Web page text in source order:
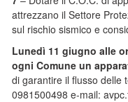
attrezzano il Settore
sul rischio sismico e
Lunedì 11 giugno alle
ogni Comune un
di garantire il flusso delle
0981500498 e-mail: